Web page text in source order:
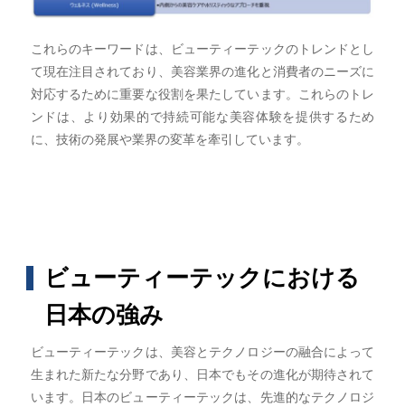
これらのキーワードは、ビューティーテックのトレンドとし
て現在注目されており、美容業界の進化と消費者のニーズに
対応するために重要な役割を果たしています。これらのトレ
ンドは、より効果的で持続可能な美容体験を提供するため
に、技術の発展や業界の変革を牽引しています。
ビューティーテックにおける
日本の強み
ビューティーテックは、美容とテクノロジーの融合によって
生まれた新たな分野であり、日本でもその進化が期待されて
います。日本のビューティーテックは、先進的なテクノロジ